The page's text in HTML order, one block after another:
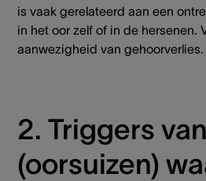
is vaak gerelateerd aan een
in het oor zelf of in de hersenen.
aanwezigheid van gehoorverlies.
2. Triggers
(oorsuizen)